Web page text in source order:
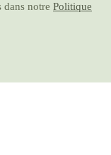
notre Politique